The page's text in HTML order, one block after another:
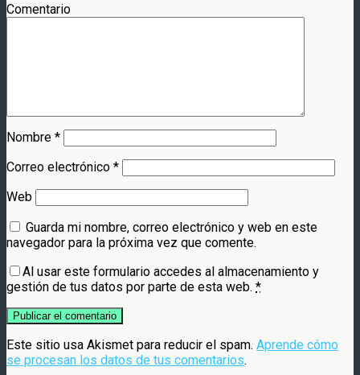
Comentario
Nombre *
Correo electrónico *
Web
Guarda mi nombre, correo electrónico y web en este
navegador para la próxima vez que comente.
Al usar este formulario accedes al almacenamiento y
gestión de tus datos por parte de esta web. *
Este sitio usa Akismet para reducir el spam. Aprende cómo
se procesan los datos de tus comentarios.